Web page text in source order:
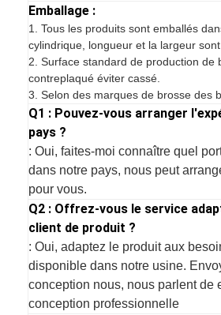
Emballage :
1.Tous les produits sont emballés
cylindrique, longueur et la largeur
2. Surface standard de production de
contreplaqué éviter cassé.
3. Selon des marques de brosse des
Q1 : Pouvez-vous arranger
pays ?
: Oui, faites-moi connaître quel
dans notre pays, nous peut
pour vous.
Q2 : Offrez-vous le service
client de produit ?
: Oui, adaptez le produit aux
disponible dans notre usine.
conception nous, nous parlent de
conception professionnelle